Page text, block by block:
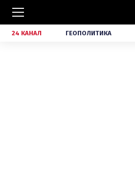
24 КАНАЛ ГЕОПОЛИТИКА